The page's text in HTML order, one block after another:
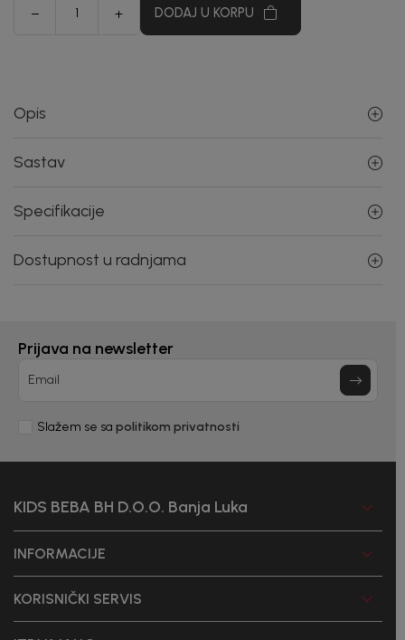
DODAJ U KORPU
Opis
Sastav
Specifikacije
Dostupnost u radnjama
Prijava na newsletter
Email
Slažem se sa politikom privatnosti
KIDS BEBA BH D.O.O. Banja Luka
INFORMACIJE
KORISNIČKI SERVIS